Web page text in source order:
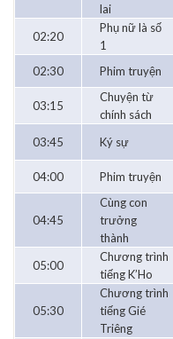
lai
02:20
Phụ nữ là số
1
02:30 Phim truyện
03:15
Chuyện từ
chính sách
03:45
Ký sự
04:00
Phim truyện
04:45
Cùng con
trưởng
thành
05:00
Chương trình
tiếng K’Ho
05:30
Chương trình
tiếng Gié
Triêng